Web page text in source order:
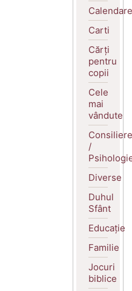
Calendare
Carti
Cărți
pentru
copii
Cele
mai
vândute
Consiliere
/
Diverse
Duhul
Sfânt
Educație
Familie
Jocuri
biblice